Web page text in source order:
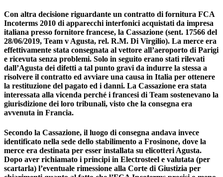
Con altra decisione riguardante un contratto di fornitura FCA
Incoterms 2010 di apparecchi interfonici acquistati da impresa
italiana presso fornitore francese, la Cassazione (sent. 17566 del
28/06/2019, Team v Agusta, rel. R.M. Di Virgilio). La merce era
effettivamente stata consegnata al vettore all’aeroporto di Parigi
e ricevuta senza problemi. Solo in seguito erano stati rilevati
dall’Agusta dei difetti a tal punto gravi da indurre la stessa a
risolvere il contratto ed avviare una causa in Italia per ottenere
la restituzione del pagato ed i danni. La Cassazione era stata
interessata alla vicenda perché i francesi di Team sostenevano la
giurisdizione dei loro tribunali, visto che la consegna era
avvenuta in Francia.
Secondo la Cassazione, il luogo di consegna andava invece
identificato nella sede dello stabilimento a Frosinone, dove la
merce era destinata per esser installata su elicotteri Agusta.
Dopo aver richiamato i principi in Electrosteel e valutata (per
scartarla) l’eventuale rimessione alla Corte di Giustizia per